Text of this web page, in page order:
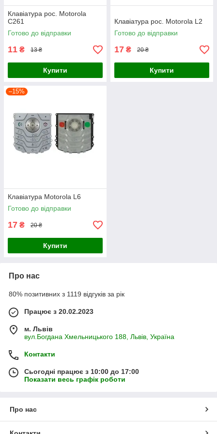
Клавіатура рос. Motorola
C261
Готово до відправки
11 ₴ 13 ₴
Купити
Клавіатура рос. Motorola L2
Готово до відправки
17 ₴ 20 ₴
Купити
–15%
Клавіатура Motorola L6
Готово до відправки
17 ₴ 20 ₴
Купити
Про нас
80% позитивних з 1119 відгуків за рік
Працює з 20.02.2023
м. Львів
вул.Богдана Хмельницького 188, Львів, Україна
Контакти
Сьогодні працює з 10:00 до 17:00
Показати весь графік роботи
Про нас